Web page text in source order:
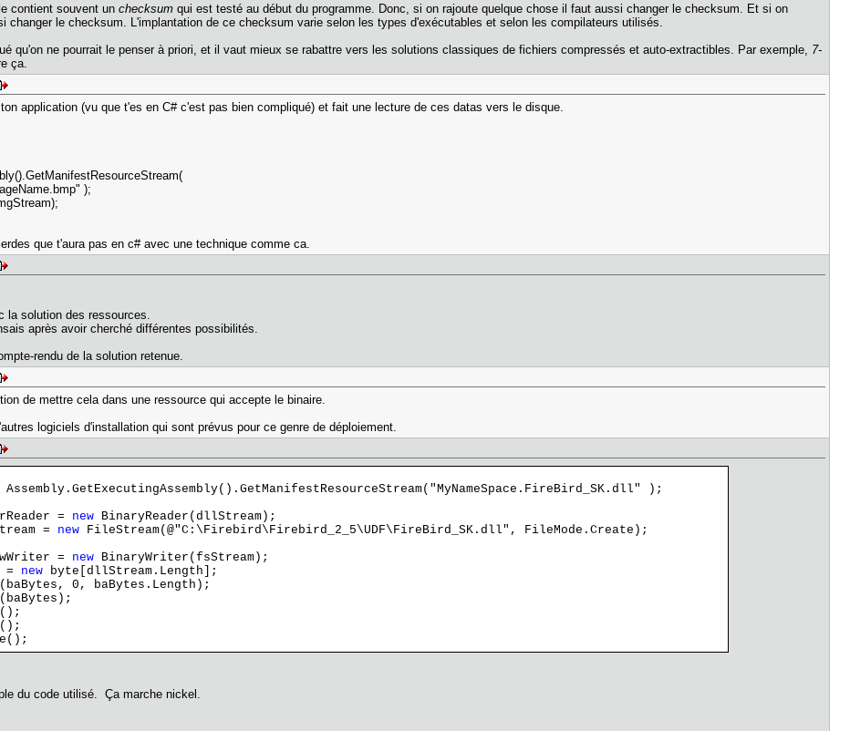
contient souvent unchecksumqui est testé au début du programme. Donc, si on rajoute quelque chose il faut aussi changer le checksum. Et si on
changer le checksum. L'implantation de ce checksum varie selon les types d'exécutables et selon les compilateurs utilisés.
qu'on ne pourrait le penser à priori, et il vaut mieux se rabattre vers les solutions classiques de fichiers compressés et auto-extractibles. Par exemple, 7-
ça.
application (vu que t'es en C# c'est pas bien compliqué) et fait une lecture de ces datas vers le disque.
);
que t'aura pas en c# avec une technique comme ca.
la solution des ressources.
après avoir cherché différentes possibilités.
rendu de la solution retenue.
de mettre cela dans une ressource qui accepte le binaire.
logiciels d'installation qui sont prévus pour ce genre de déploiement.
);
= new BinaryReader(dllStream);
= new FileStream(@"C:\Firebird\Firebird_2_5\UDF\FireBird_SK.dll", FileMode.Create);
= new BinaryWriter(fsStream);
= new byte[dllStream.Length];
0, baBytes.Length);
du code utilisé. Ça marche nickel.